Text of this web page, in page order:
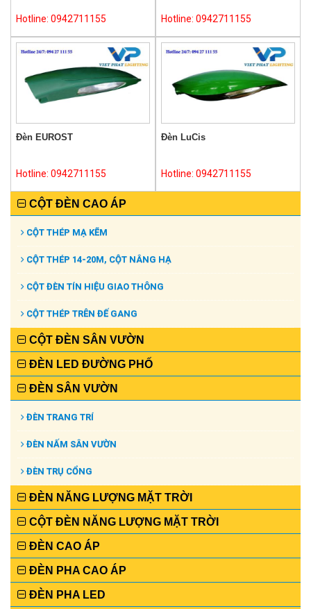
Hotline: 0942711155 Hotline: 0942711155
Đèn EUROST
Hotline: 0942711155
Đèn LuCis
Hotline: 0942711155
CỘT ĐÈN CAO ÁP
CỘT THÉP MẠ KẼM
CỘT THÉP 14-20M, CỘT NÂNG HẠ
CỘT ĐÈN TÍN HIỆU GIAO THÔNG
CỘT THÉP TRÊN ĐẾ GANG
CỘT ĐÈN SÂN VƯỜN
ĐÈN LED ĐƯỜNG PHỐ
ĐÈN SÂN VƯỜN
ĐÈN TRANG TRÍ
ĐÈN NẤM SÂN VƯỜN
ĐÈN TRỤ CỔNG
ĐÈN NĂNG LƯỢNG MẶT TRỜI
CỘT ĐÈN NĂNG LƯỢNG MẶT TRỜI
ĐÈN CAO ÁP
ĐÈN PHA CAO ÁP
ĐÈN PHA LED